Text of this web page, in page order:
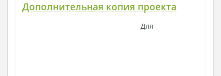
Дополнительная копия проекта
Для